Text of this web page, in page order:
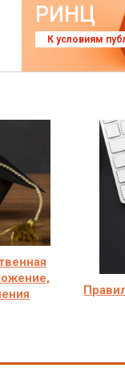
РИНЦ
К условиям